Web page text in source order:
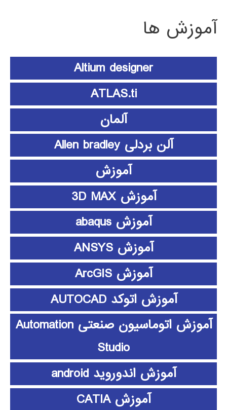
آموزش ها
Altium designer
ATLAS.ti
آلمان
آلن بردلی Allen bradley
آموزش
آموزش 3D MAX
آموزش abaqus
آموزش ANSYS
آموزش ArcGIS
آموزش اتوکد AUTOCAD
آموزش اتوماسیون صنعتی Automation
Studio
آموزش اندوروید android
آموزش CATIA